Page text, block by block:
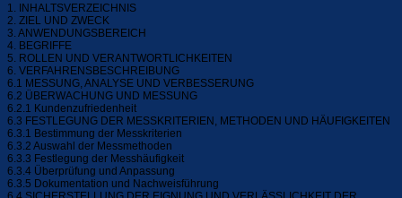
1. INHALTSVERZEICHNIS
2. ZIEL UND ZWECK
3. ANWENDUNGSBEREICH
4. BEGRIFFE
5. ROLLEN UND VERANTWORTLICHKEITEN
6. VERFAHRENSBESCHREIBUNG
6.1 MESSUNG, ANALYSE UND VERBESSERUNG
6.2 ÜBERWACHUNG UND MESSUNG
6.2.1 Kundenzufriedenheit
6.3 FESTLEGUNG DER MESSKRITERIEN, METHODEN UND HÄUFIGKEITEN
6.3.1 Bestimmung der Messkriterien
6.3.2 Auswahl der Messmethoden
6.3.3 Festlegung der Messhäufigkeit
6.3.4 Überprüfung und Anpassung
6.3.5 Dokumentation und Nachweisführung